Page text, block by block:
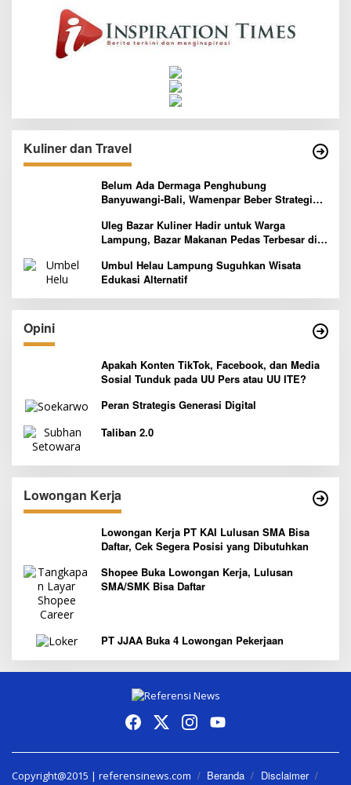
Kuliner dan Travel
Belum Ada Dermaga Penghubung
Banyuwangi-Bali, Wamenpar Beber Strategi
Uleg Bazar Kuliner Hadir untuk Warga
Lampung, Bazar Makanan Pedas Terbesar di
Umbul Helau Lampung Suguhkan Wisata
Edukasi Alternatif
Opini
Apakah Konten TikTok, Facebook, dan Media
Sosial Tunduk pada UU Pers atau UU ITE?
Peran Strategis Generasi Digital
Taliban 2.0
Lowongan Kerja
Lowongan Kerja PT KAI Lulusan SMA Bisa
Daftar, Cek Segera Posisi yang Dibutuhkan
Shopee Buka Lowongan Kerja, Lulusan
SMA/SMK Bisa Daftar
PT JJAA Buka 4 Lowongan Pekerjaan
Copyright@2015 | referensinews.com Beranda
Disclaimer